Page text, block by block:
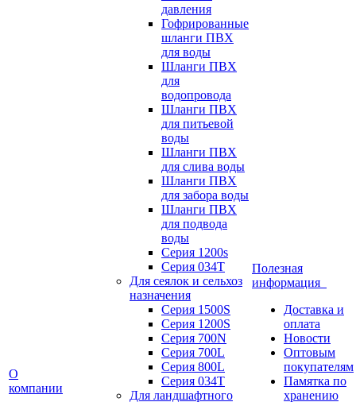
О
компании
давления
Гофрированные
шланги ПВХ
для воды
Шланги ПВХ
для
водопровода
Шланги ПВХ
для питьевой
воды
Шланги ПВХ
для слива воды
Шланги ПВХ
для забора воды
Шланги ПВХ
для подвода
воды
Серия 1200s
Серия 034Т
Для сеялок и сельхоз
назначения
Серия 1500S
Серия 1200S
Серия 700N
Серия 700L
Серия 800L
Серия 034T
Для ландшафтного
Полезная
информация
Доставка и
оплата
Новости
Оптовым
покупателям
Памятка по
хранению